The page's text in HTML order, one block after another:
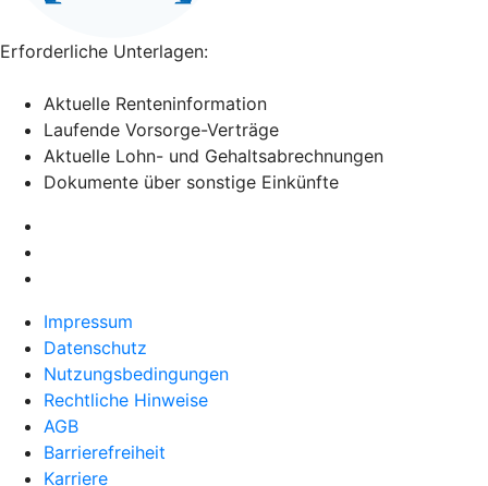
Erforderliche Unterlagen:
Aktuelle Renteninformation
Laufende Vorsorge-Verträge
Aktuelle Lohn- und Gehaltsabrechnungen
Dokumente über sonstige Einkünfte
Impressum
Datenschutz
Nutzungsbedingungen
Rechtliche Hinweise
AGB
Barrierefreiheit
Karriere